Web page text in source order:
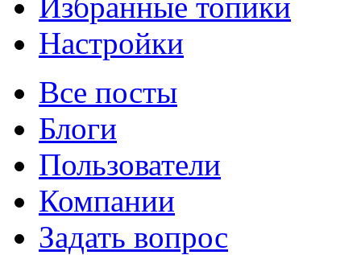
Настройки
Все посты
Блоги
Пользователи
Компании
Задать вопрос